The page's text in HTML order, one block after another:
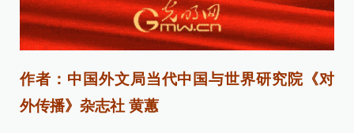
作者：中国外文局当代中国与世界研究院《对
外传播》杂志社 黄蕙